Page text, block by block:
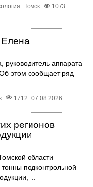
Томск
1073
Елена
руководитель аппарата
этом сообщает ряд
1712 07.08.2026
регионов
области
подконтрольной
...